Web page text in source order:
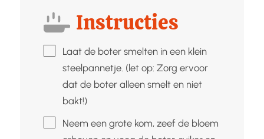
Instructies
▢Laat de boter smelten in een klein
steelpannetje. (let op: Zorg ervoor
dat de boter alleen smelt en niet
bakt!)
▢Neem een grote kom, zeef de bloem